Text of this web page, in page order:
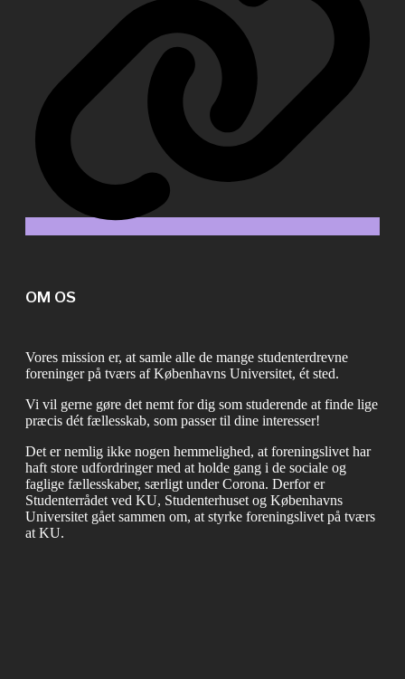
OM OS
Vores mission er, at samle alle de mange studenterdrevne
foreninger på tværs af Københavns Universitet, ét sted.
Vi vil gerne gøre det nemt for dig som studerende at finde lige
præcis dét fællesskab, som passer til dine interesser!
Det er nemlig ikke nogen hemmelighed, at foreningslivet har
haft store udfordringer med at holde gang i de sociale og
faglige fællesskaber, særligt under Corona. Derfor er
Studenterrådet ved KU, Studenterhuset og Københavns
Universitet gået sammen om, at styrke foreningslivet på tværs
at KU.